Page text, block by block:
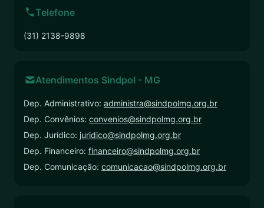
Telefone
(31) 2138-9898
Atendimentos Sindpol - MG
Dep. Administrativo: administra@sindpolmg.org.br
Dep. Convênios: convenios@sindpolmg.org.br
Dep. Jurídico: juridico@sindpolmg.org.br
Dep. Financeiro: financeiro@sindpolmg.org.br
Dep. Comunicação: comunicacao@sindpolmg.org.br